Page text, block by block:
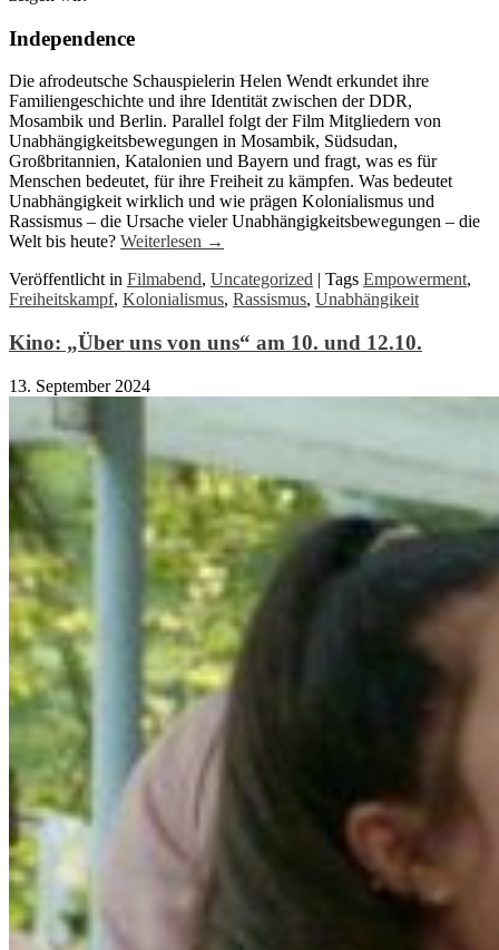
Independence
Die afrodeutsche Schauspielerin Helen Wendt erkundet ihre
Familiengeschichte und ihre Identität zwischen der DDR,
Mosambik und Berlin. Parallel folgt der Film Mitgliedern von
Unabhängigkeitsbewegungen in Mosambik, Südsudan,
Großbritannien, Katalonien und Bayern und fragt, was es für
Menschen bedeutet, für ihre Freiheit zu kämpfen. Was bedeutet
Unabhängigkeit wirklich und wie prägen Kolonialismus und
Rassismus – die Ursache vieler Unabhängigkeitsbewegungen – die
Welt bis heute? Weiterlesen →
Veröffentlicht in Filmabend, Uncategorized | Tags Empowerment,
Freiheitskampf, Kolonialismus, Rassismus, Unabhängikeit
Kino: „Über uns von uns“ am 10. und 12.10.
13. September 2024